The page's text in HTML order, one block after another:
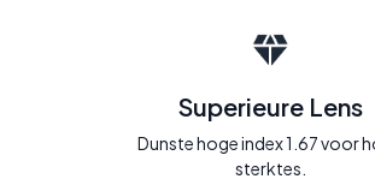
Superieure Lens
Dunste hoge index 1.67 voor
sterktes.